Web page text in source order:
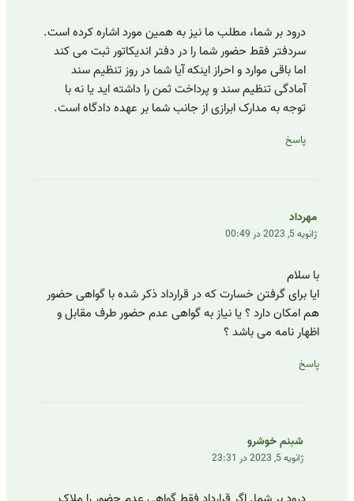
درود بر شما، مطلب ما نیز به همین مورد اشاره کرده است.
سردفتر فقط حضور شما را در دفتر اندیکاتور ثبت می کند
اما باقی موارد و احراز اینکه آیا شما در روز تنظیم سند
آمادگی تنظیم سند و پرداخت ثمن را داشته اید یا نه با
توجه به مدارک ابرازی از جانب شما بر عهده دادگاه است.
پاسخ
مهرداد
ژانویه 5, 2023 در 00:49
با سلام
ایا برای گرفتن خسارت که در قرارداد ذکر شده با گواهی حضور
هم امکان دارد ؟ یا نیاز به گواهی عدم حضور طرف مقابل و
اظهار نامه می باشد ؟
پاسخ
شبنم خوشرو
ژانویه 5, 2023 در 23:31